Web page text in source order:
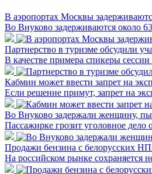
В аэропортах Москвы
Во Внуково задерживаются около
Партнерство в туризме обсудили
В качестве примера спикеры
Кабмин может ввести запрет на
Если решение примут, запрет на
Во Внуково задержали женщину,
Пассажирке грозит уголовное дело
Продажи бензина с белорусских
На российском рынке сохраняется